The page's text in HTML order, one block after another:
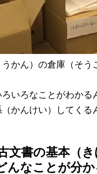
かん）の倉庫（そ
いろなことがわか
かんけい）してくる
文書の基本（き
んなことが分か